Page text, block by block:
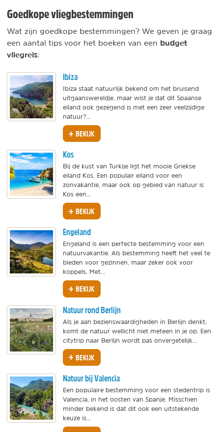
Goedkope vliegbestemmingen
Wat zijn goedkope bestemmingen? We geven je graag
een aantal tips voor het boeken van een budget
vliegreis:
Ibiza
Ibiza staat natuurlijk bekend om het bruisend
uitgaanswereldje, maar wist je dat dit Spaanse
eiland ook gezegend is met een zeer veelzijdige
natuur?...
BEKIJK
Kos
Bij de kust van Turkije ligt het mooie Griekse
eiland Kos. Een populair eiland voor een
zonvakantie, maar ook op gebied van natuur is
Kos een...
BEKIJK
Engeland
Engeland is een perfecte bestemming voor een
natuurvakantie. Als bestemming heeft het veel te
bieden voor gezinnen, maar zeker ook voor
koppels. Met...
BEKIJK
Natuur rond Berlijn
Als je aan bezienswaardigheden in Berlijn denkt,
komt de natuur wellicht niet meteen in je op. Een
citytrip naar Berlijn wordt pas onvergetelijk...
BEKIJK
Natuur bij Valencia
Een populaire bestemming voor een stedentrip is
Valencia, in het oosten van Spanje. Misschien
minder bekend is dat dit ook een uitstekende
keuze is...